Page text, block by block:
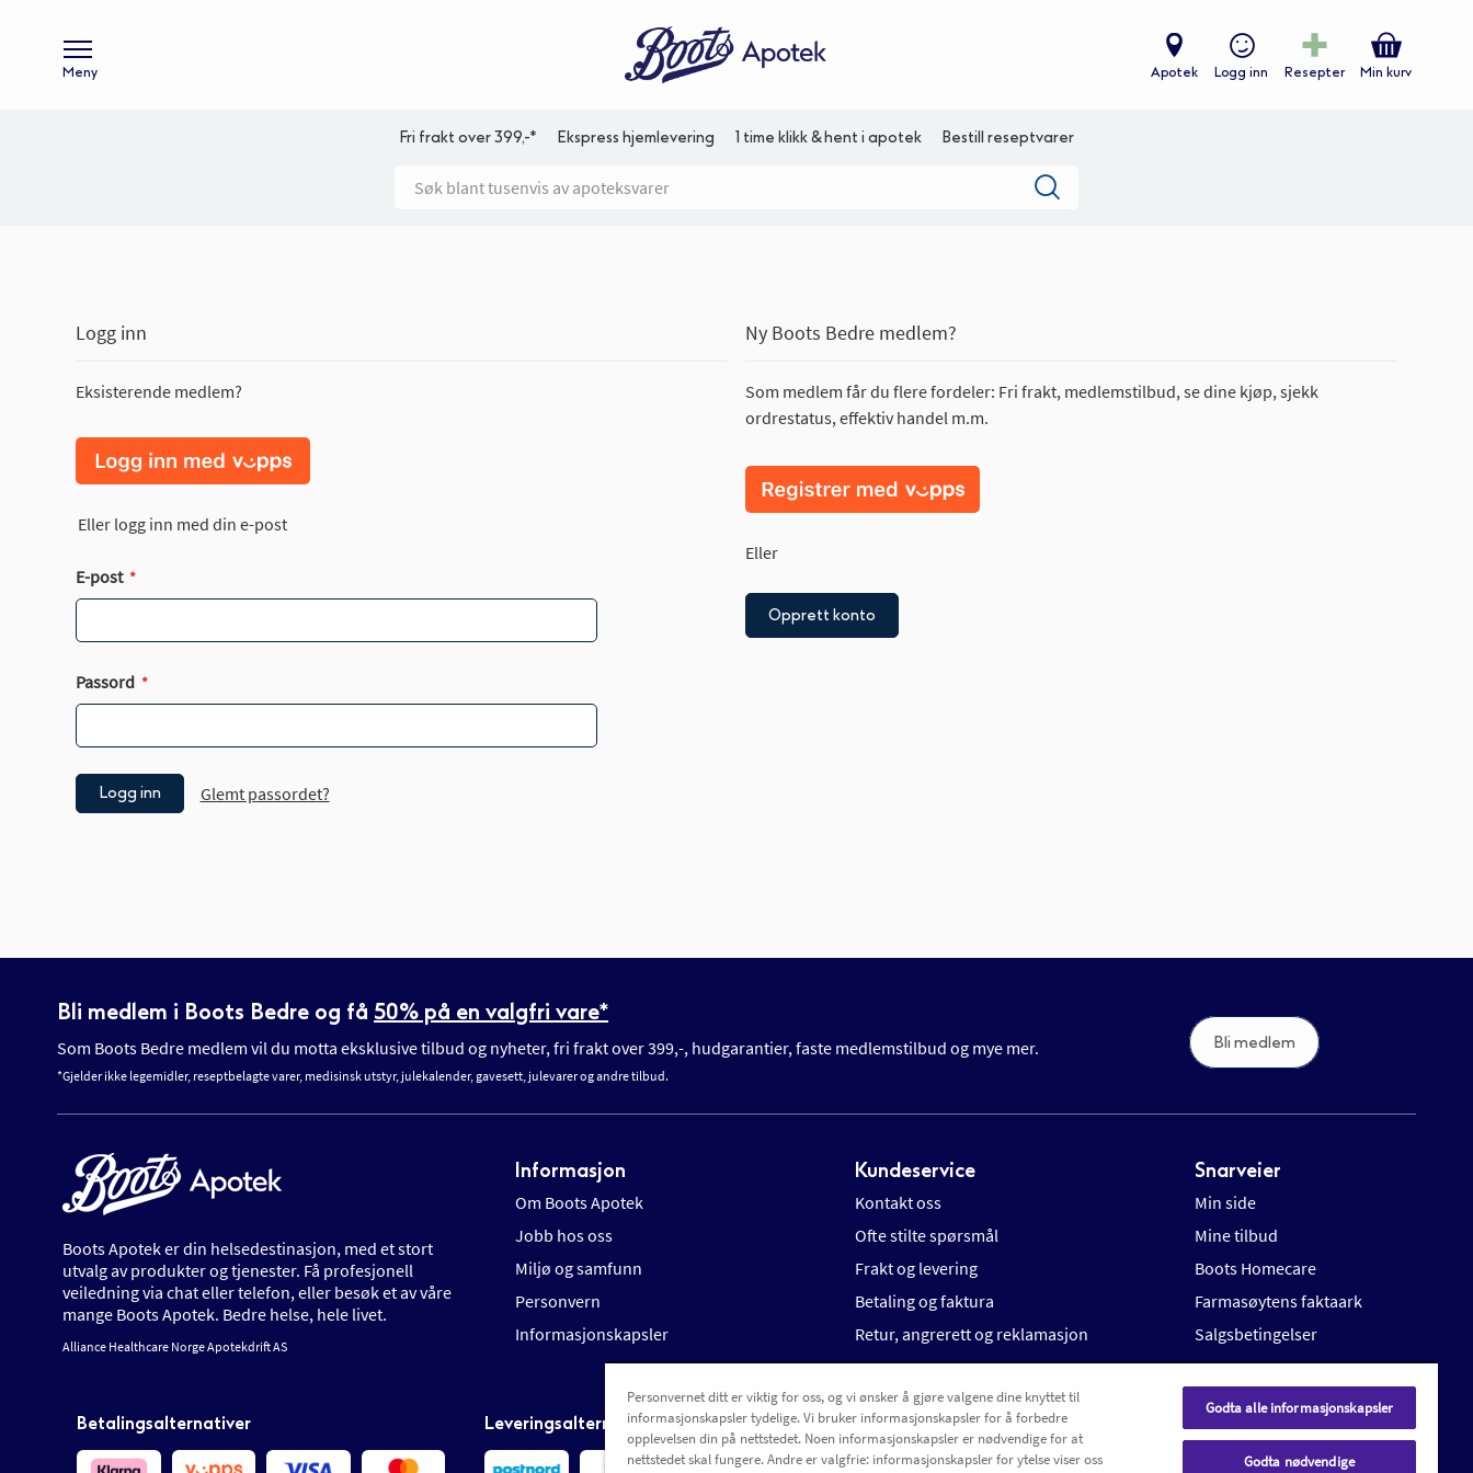
Meny Apotek Logg inn Resepter Min kurv
Fri frakt over 399,-* Ekspress hjemlevering 1 time klikk & hent i apotek Bestill reseptvarer
Logg inn
Eksisterende medlem?
Eller logg inn med din e-post
E-post
Passord
Logg inn Glemt passordet?
Ny Boots Bedre medlem?
Som medlem får du flere fordeler: Fri frakt, medlemstilbud, se dine kjøp, sjekk
ordrestatus, effektiv handel m.m.
Eller
Opprett konto
Bli medlem i Boots Bedre og få 50% på en valgfri vare*
Som Boots Bedre medlem vil du motta eksklusive tilbud og nyheter, fri frakt over 399,-, hudgarantier, faste medlemstilbud og mye mer.
*Gjelder ikke legemidler, reseptbelagte varer, medisinsk utstyr, julekalender, gavesett, julevarer og andre tilbud.
Bli medlem
Boots Apotek er din helsedestinasjon, med et stort
utvalg av produkter og tjenester. Få profesjonell
veiledning via chat eller telefon, eller besøk et av våre
mange Boots Apotek. Bedre helse, hele livet.
Alliance Healthcare Norge Apotekdrift AS
Informasjon
Om Boots Apotek
Jobb hos oss
Miljø og samfunn
Personvern
Informasjonskapsler
Kundeservice
Kontakt oss
Ofte stilte spørsmål
Frakt og levering
Betaling og faktura
Retur, angrerett og reklamasjon
Snarveier
Min side
Mine tilbud
Boots Homecare
Farmasøytens faktaark
Salgsbetingelser
Betalingsalternativer Leveringsalternativer
Personvernet ditt er viktig for oss, og vi ønsker å gjøre valgene dine knyttet til
informasjonskapsler tydelige. Vi bruker informasjonskapsler for å forbedre
opplevelsen din på nettstedet. Noen informasjonskapsler er nødvendige for at
nettstedet skal fungere. Andre er valgfrie: informasjonskapsler for ytelse viser oss
Godta alle informasjonskapsler
Godta nødvendige